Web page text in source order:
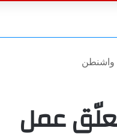
واشنطن
عمل